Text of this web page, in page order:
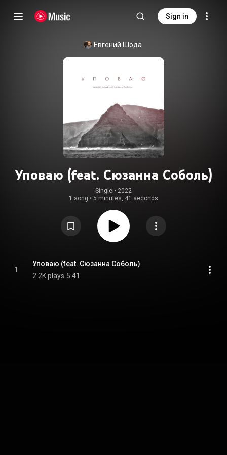
Sign in
Евгений Шода
Уповаю (feat. Сюзанна Соболь)
Single • 2022
1 song • 5 minutes, 41 seconds
1
Уповаю (feat. Сюзанна Соболь)
2.2K plays 5:41